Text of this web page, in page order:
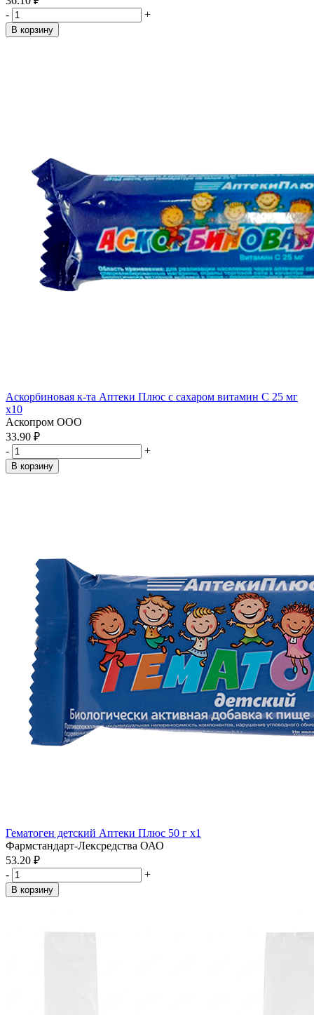
-
+
В корзину
Аскорбиновая к-та Аптеки Плюс с сахаром витамин С 25 мг
x10
Аскопром ООО
33.90 ₽
-
+
В корзину
Гематоген детский Аптеки Плюс 50 г x1
Фармстандарт-Лексредства ОАО
53.20 ₽
-
+
В корзину